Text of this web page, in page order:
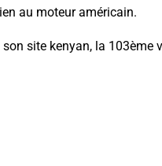
au moteur américain.
site kenyan, la 103ème